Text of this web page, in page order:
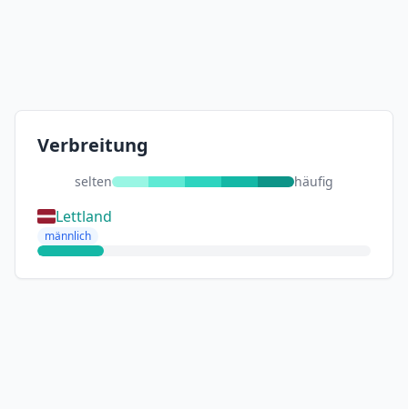
Verbreitung
selten häufig
Lettland
männlich